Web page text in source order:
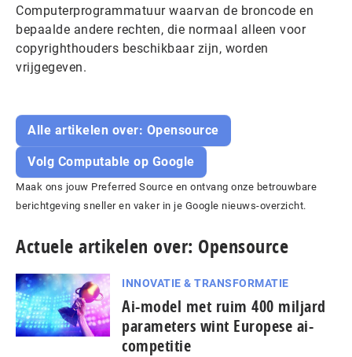
Computerprogrammatuur waarvan de broncode en
bepaalde andere rechten, die normaal alleen voor
copyrighthouders beschikbaar zijn, worden
vrijgegeven.
Alle artikelen over: Opensource
Volg Computable op Google
Maak ons jouw Preferred Source en ontvang onze betrouwbare
berichtgeving sneller en vaker in je Google nieuws-overzicht.
Actuele artikelen over: Opensource
INNOVATIE & TRANSFORMATIE
Ai-model met ruim 400 miljard
parameters wint Europese ai-
competitie